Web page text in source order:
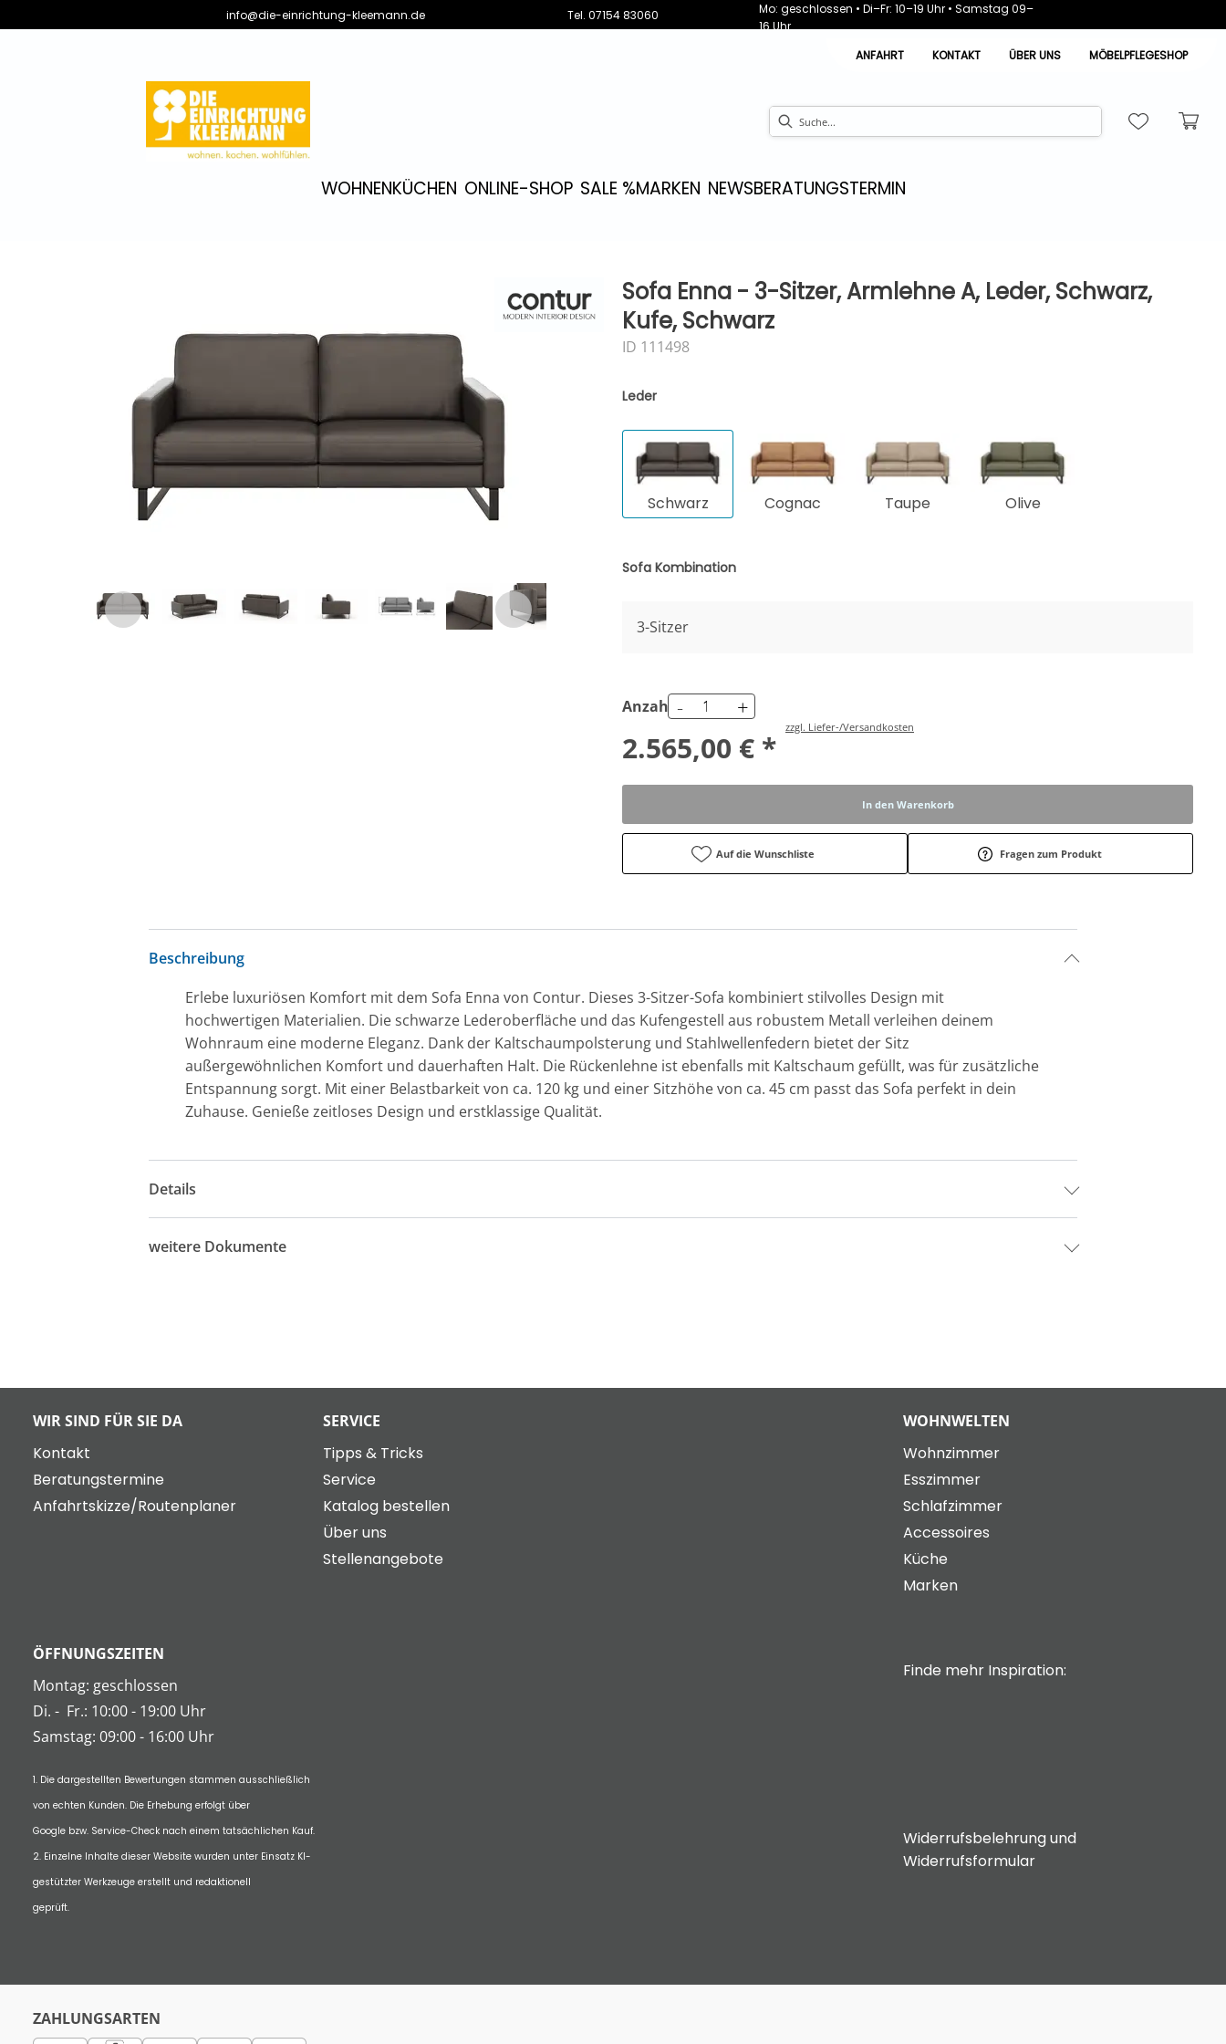
info@die-einrichtung-kleemann.de Tel. 07154 83060
Mo: geschlossen • Di–Fr: 10–19 Uhr • Samstag 09–
16 Uhr
ANFAHRT
KONTAKT ÜBER UNS MÖBELPFLEGESHOP
WOHNENKÜCHEN ONLINE-SHOP SALE %MARKEN NEWSBERATUNGSTERMIN
Sofa Enna - 3-Sitzer, Armlehne A, Leder, Schwarz,
Kufe, Schwarz
ID 111498
Leder
Schwarz Cognac Taupe Olive
Sofa Kombination
3-Sitzer
Anzahl - +
2.565,00 € *
zzgl. Liefer-/Versandkosten
In den Warenkorb
Auf die Wunschliste Fragen zum Produkt
Beschreibung
Erlebe luxuriösen Komfort mit dem Sofa Enna von Contur. Dieses 3-Sitzer-Sofa kombiniert stilvolles Design mit
hochwertigen Materialien. Die schwarze Lederoberfläche und das Kufengestell aus robustem Metall verleihen deinem
Wohnraum eine moderne Eleganz. Dank der Kaltschaumpolsterung und Stahlwellenfedern bietet der Sitz
außergewöhnlichen Komfort und dauerhaften Halt. Die Rückenlehne ist ebenfalls mit Kaltschaum gefüllt, was für zusätzliche
Entspannung sorgt. Mit einer Belastbarkeit von ca. 120 kg und einer Sitzhöhe von ca. 45 cm passt das Sofa perfekt in dein
Zuhause. Genieße zeitloses Design und erstklassige Qualität.
Details
weitere Dokumente
WIR SIND FÜR SIE DA
Kontakt
Beratungstermine
Anfahrtskizze/Routenplaner
SERVICE
Tipps & Tricks
Service
Katalog bestellen
Über uns
Stellenangebote
WOHNWELTEN
Wohnzimmer
Esszimmer
Schlafzimmer
Accessoires
Küche
Marken
ÖFFNUNGSZEITEN
Montag: geschlossen
Di. - Fr.: 10:00 - 19:00 Uhr
Samstag: 09:00 - 16:00 Uhr
1. Die dargestellten Bewertungen stammen ausschließlich
von echten Kunden. Die Erhebung erfolgt über
Google bzw. Service-Check nach einem tatsächlichen Kauf.
2. Einzelne Inhalte dieser Website wurden unter Einsatz KI-
gestützter Werkzeuge erstellt und redaktionell
geprüft.
Finde mehr Inspiration:
Widerrufsbelehrung und
Widerrufsformular
ZAHLUNGSARTEN